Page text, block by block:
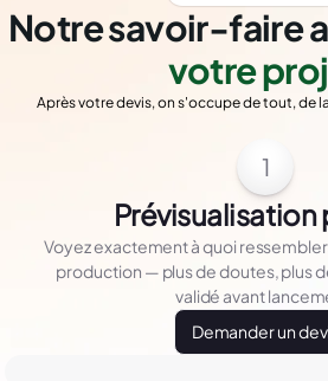
Notre savoir-faire
votre
Après votre devis, on s'occupe de tout, de
1
Voyez exactement à quoi
production — plus de doutes, plus
validé avant
Demander un